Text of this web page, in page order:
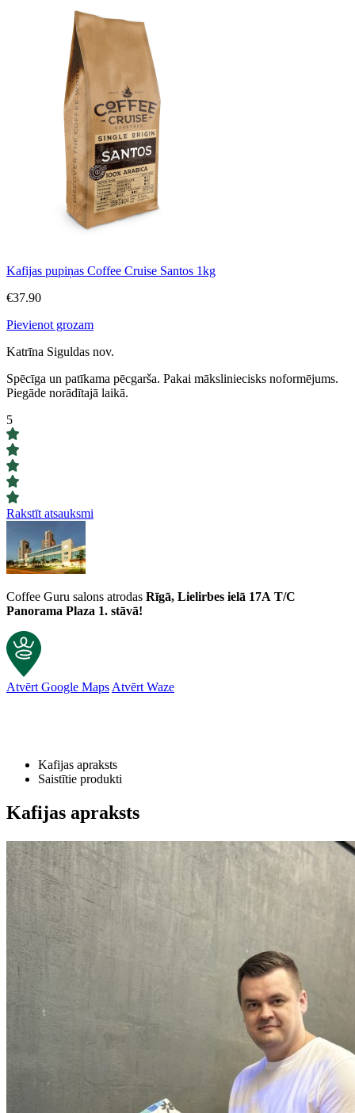
Kafijas pupiņas Coffee Cruise Santos 1kg
€37.90
Pievienot grozam
Katrīna Siguldas nov.
Spēcīga un patīkama pēcgarša. Pakai māksliniecisks noformējums.
Piegāde norādītajā laikā.
5
Rakstīt atsauksmi
Coffee Guru salons atrodas Rīgā, Lielirbes ielā 17A T/C
Panorama Plaza 1. stāvā!
Atvērt Google MapsAtvērt Waze
Kafijas apraksts
Saistītie produkti
Kafijas apraksts